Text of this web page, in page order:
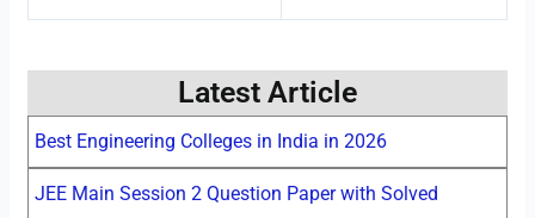
Latest Article
Best Engineering Colleges in India in 2026
JEE Main Session 2 Question Paper with Solved